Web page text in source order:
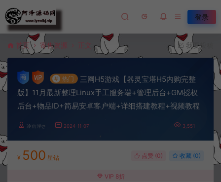
登录
首页 寄售资源 正文 我要投稿
# 热门
三网H5游戏【器灵宝塔H5内购完整
版】11月最新整理Linux手工服务端+管理后台+GM授权
后台+物品ID+简易安卓客户端+详细搭建教程+视频教程
冷雨泽ღ 2024-11-07 3,551
¥ 500 星钻 点赞 (0) 收藏 (0)
VIP 8折